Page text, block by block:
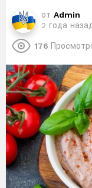
от Admin
2 года
176